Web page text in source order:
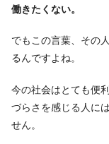
働きたくない。
でもこの言葉、その
るんですよね。
今の社会はとても便
づらさを感じる人に
せん。